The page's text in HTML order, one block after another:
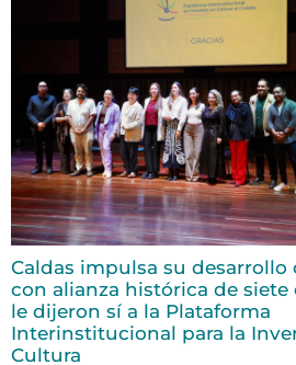
Caldas impulsa su desarrollo
con alianza histórica de siete
le dijeron sí a la Plataforma
Interinstitucional para la
Cultura